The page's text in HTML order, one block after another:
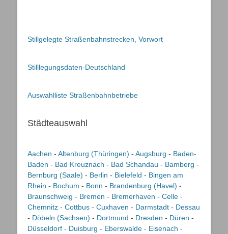
Stillgelegte Straßenbahnstrecken, Vorwort
Stilllegungsdaten-Deutschland
Auswahlliste Straßenbahnbetriebe
Städteauswahl
Aachen - Altenburg (Thüringen) - Augsburg - Baden-
Baden - Bad Kreuznach - Bad Schandau - Bamberg -
Bernburg (Saale) - Berlin - Bielefeld - Bingen am
Rhein - Bochum - Bonn - Brandenburg (Havel) -
Braunschweig - Bremen - Bremerhaven - Celle -
Chemnitz - Cottbus - Cuxhaven - Darmstadt - Dessau
- Döbeln (Sachsen) - Dortmund - Dresden - Düren -
Düsseldorf - Duisburg - Eberswalde - Eisenach -